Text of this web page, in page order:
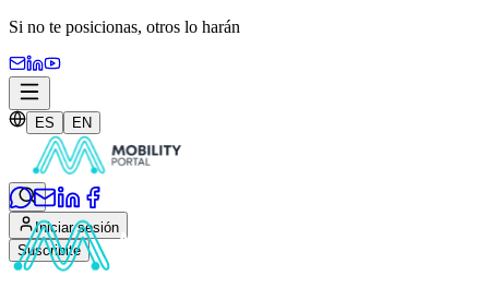
Si no te posicionas, otros lo harán
ES EN
Iniciar sesión
Suscribite